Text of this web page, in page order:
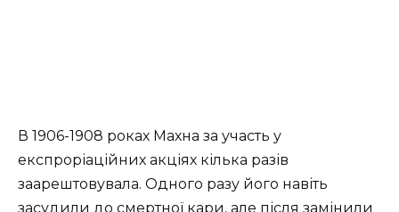
В 1906-1908 роках Махна за участь у
експроріаційних акціях кілька разів
заарештовувала. Одного разу його навіть
засудили до смертної кари, але після замінили